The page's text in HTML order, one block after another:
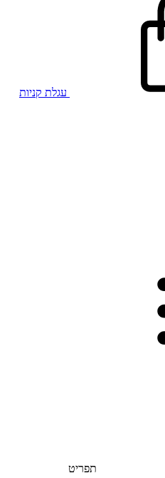
עגלת קניות
תפריט